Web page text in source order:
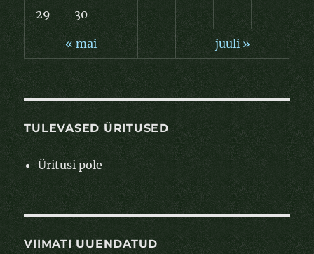
29 30
« mai juuli »
TULEVASED ÜRITUSED
Üritusi pole
VIIMATI UUENDATUD